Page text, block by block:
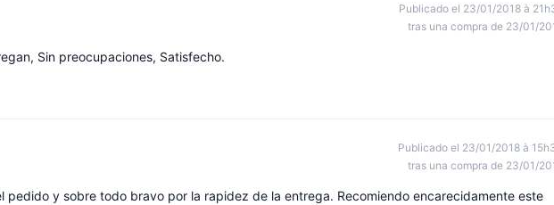
Publicado el 23/01/2018 à
tras una compra de 23/01/
Sin preocupaciones, Satisfecho.
Publicado el 23/01/2018 à
tras una compra de 23/01/
pedido y sobre todo bravo por la rapidez de la entrega. Recomiendo encarecidamente este